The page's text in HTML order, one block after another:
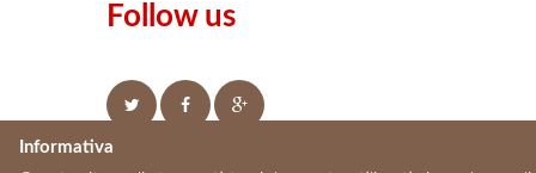
Follow us
Informativa